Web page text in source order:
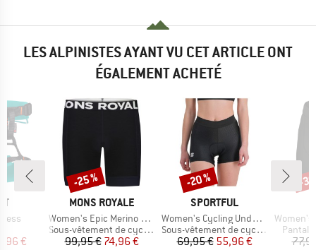
LES ALPINISTES AYANT VU CET ARTICLE ONT
ÉGALEMENT ACHETÉ
réduit
€
MARQUE
MONS ROYALE
Article
Women's Epic Merino Shift MTB Liner
Product group
Sous-vêtement de cyclisme
Prix
99,95 €Prix réduit
74,96 €
Remise
-25 %
MARQUE
SPORTFUL
Article
Women's Cycling Undershort
Product group
Sous-vêtement de cyclisme
Prix
69,95 €Prix réduit
55,96 €
Remise
-20 %
Article
Women's
-